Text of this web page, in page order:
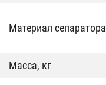
Материал сепаратора
Масса, кг